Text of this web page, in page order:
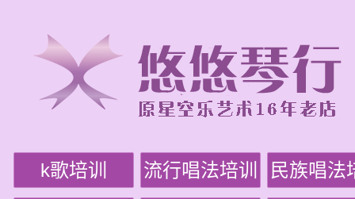
k歌培训 流行唱法培训 民族唱法